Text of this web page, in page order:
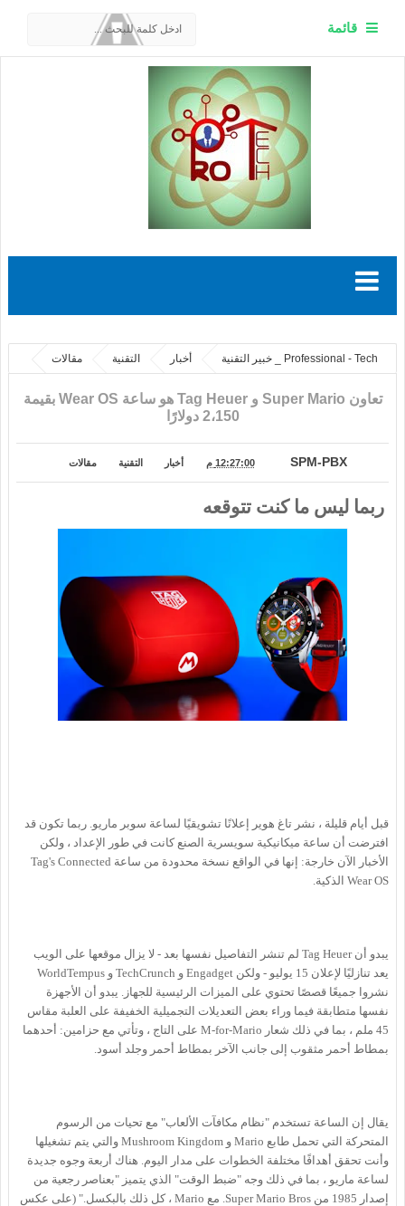
قائمة
Professional - Tech _ خبير التقنية أخبار التقنية
مقالات
تعاون Super Mario و Tag Heuer هو ساعة Wear OS بقيمة
2،150 دولارًا
SPM-PBX 12:27:00 م أخبار التقنية مقالات
ربما ليس ما كنت تتوقعه
قبل أيام قليلة ، نشر تاغ هوير إعلانًا تشويقيًا لساعة سوبر ماريو. ربما تكون قد
افترضت أن ساعة ميكانيكية سويسرية الصنع كانت في طور الإعداد ، ولكن
الأخبار الآن خارجة: إنها في الواقع نسخة محدودة من ساعة Tag's Connected
Wear OS الذكية.
يبدو أن Tag Heuer لم تنشر التفاصيل نفسها بعد - لا يزال موقعها على الويب
يعد تنازليًا لإعلان 15 يوليو - ولكن Engadget و TechCrunch و WorldTempus
نشروا جميعًا قصصًا تحتوي على الميزات الرئيسية للجهاز. يبدو أن الأجهزة
نفسها متطابقة فيما وراء بعض التعديلات التجميلية الخفيفة على العلبة مقاس
45 ملم ، بما في ذلك شعار M-for-Mario على التاج ، وتأتي مع حزامين: أحدهما
بمطاط أحمر مثقوب إلى جانب الآخر بمطاط أحمر وجلد أسود.
يقال إن الساعة تستخدم "نظام مكافآت الألعاب" مع تحيات من الرسوم
المتحركة التي تحمل طابع Mario و Mushroom Kingdom والتي يتم تشغيلها
وأنت تحقق أهدافًا مختلفة الخطوات على مدار اليوم. هناك أربعة وجوه جديدة
لساعة ماريو ، بما في ذلك وجه "ضبط الوقت" الذي يتميز "بعناصر رجعية من
إصدار 1985 من Super Mario Bros. مع Mario ، كل ذلك بالبكسل." (على عكس